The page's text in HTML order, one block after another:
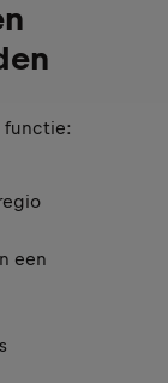
functie:
een